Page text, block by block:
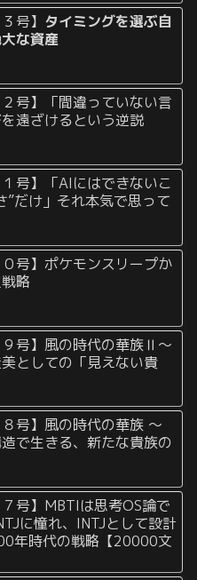
号】 タイミングを選ぶ自
な資産
２号】「間違っていない言
遠ざけるという逆説
１号】「AIにはできないこ
”だけ」それ本気で思って
０号】ポケモンスリープか
略
９号】風の時代の華族Ⅱ〜
としての「見えない貴
８号】風の時代の華族 〜
で生きる、新たな貴族の
７号】MBTIは思考OS論で
に憧れ、INTJとして設計
年時代の戦略【20000文